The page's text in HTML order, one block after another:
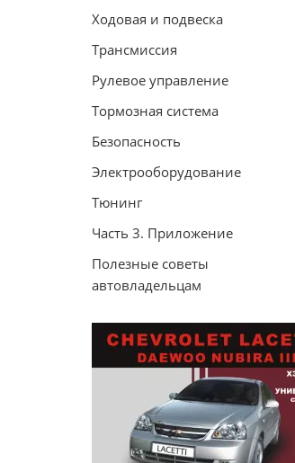
Ходовая и подвеска
Трансмиссия
Рулевое управление
Тормозная система
Безопасность
Электрооборудование
Тюнинг
Часть 3. Приложение
Полезные советы
автовладельцам